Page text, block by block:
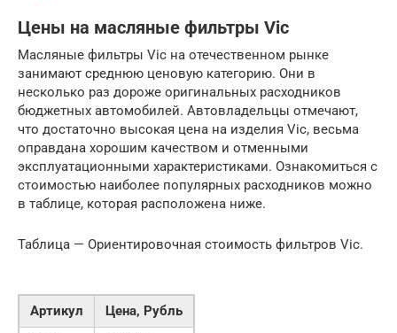
Цены на масляные фильтры Vic
Масляные фильтры Vic на отечественном рынке
занимают среднюю ценовую категорию. Они в
несколько раз дороже оригинальных расходников
бюджетных автомобилей. Автовладельцы отмечают,
что достаточно высокая цена на изделия Vic, весьма
оправдана хорошим качеством и отменными
эксплуатационными характеристиками. Ознакомиться с
стоимостью наиболее популярных расходников можно
в таблице, которая расположена ниже.
Таблица — Ориентировочная стоимость фильтров Vic.
Артикул
Цена, Рубль